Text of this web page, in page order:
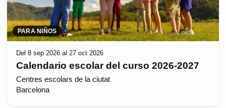
PARA NIÑOS
Del 8 sep 2026 al 27 oct 2026
Calendario escolar del curso 2026-2027
Centres escolars de la ciutat
Barcelona